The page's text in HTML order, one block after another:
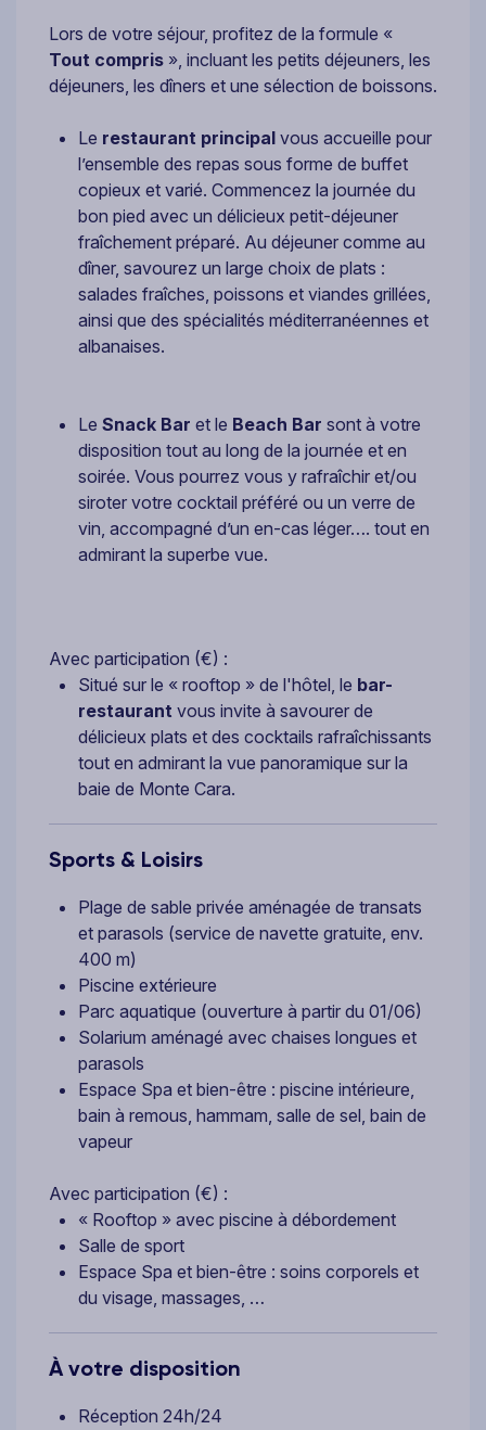
Lors de votre séjour, profitez de la formule «
Tout compris », incluant les petits déjeuners, les
déjeuners, les dîners et une sélection de boissons.
Le restaurant principal vous accueille pour
l’ensemble des repas sous forme de buffet
copieux et varié. Commencez la journée du
bon pied avec un délicieux petit-déjeuner
fraîchement préparé. Au déjeuner comme au
dîner, savourez un large choix de plats :
salades fraîches, poissons et viandes grillées,
ainsi que des spécialités méditerranéennes et
albanaises.
Le Snack Bar et le Beach Bar sont à votre
disposition tout au long de la journée et en
soirée. Vous pourrez vous y rafraîchir et/ou
siroter votre cocktail préféré ou un verre de
vin, accompagné d’un en-cas léger…. tout en
admirant la superbe vue.
Avec participation (€) :
Situé sur le « rooftop » de l'hôtel, le bar-
restaurant vous invite à savourer de
délicieux plats et des cocktails rafraîchissants
tout en admirant la vue panoramique sur la
baie de Monte Cara.
Sports & Loisirs
Plage de sable privée aménagée de transats
et parasols (service de navette gratuite, env.
400 m)
Piscine extérieure
Parc aquatique (ouverture à partir du 01/06)
Solarium aménagé avec chaises longues et
parasols
Espace Spa et bien-être : piscine intérieure,
bain à remous, hammam, salle de sel, bain de
vapeur
Avec participation (€) :
« Rooftop » avec piscine à débordement
Salle de sport
Espace Spa et bien-être : soins corporels et
du visage, massages, …
À votre disposition
Réception 24h/24